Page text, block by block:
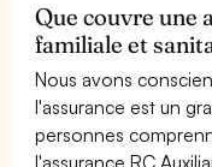
Que couvre une
familiale et
Nous avons
l'assurance est un
personnes
l'assurance RC